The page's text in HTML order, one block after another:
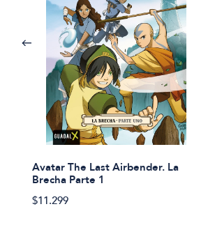
Avatar The Last Airbender. La
Brecha Parte 1
$11.299